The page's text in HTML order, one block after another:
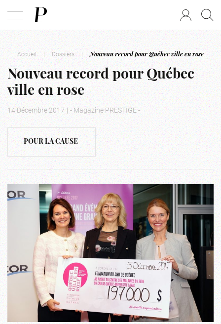
Accueil | Dossiers | Nouveau record pour Québec ville en rose
Nouveau record pour Québec
ville en rose
14 Décembre 2017 | - Magazine PRESTIGE -
POUR LA CAUSE